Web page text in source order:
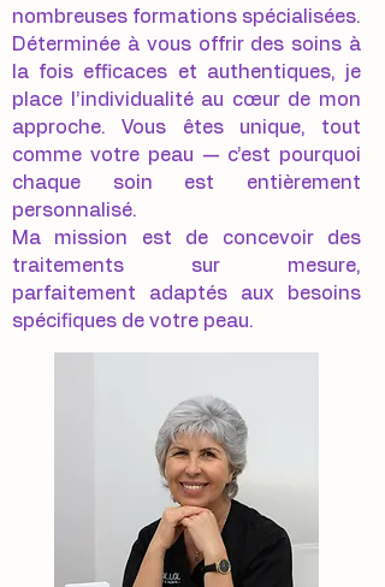
nombreuses formations spécialisées.
Déterminée à vous offrir des soins à
la fois efficaces et authentiques, je
place l’individualité au cœur de mon
approche. Vous êtes unique, tout
comme votre peau — c’est pourquoi
chaque soin est entièrement
personnalisé.
Ma mission est de concevoir des
traitements sur mesure,
parfaitement adaptés aux besoins
spécifiques de votre peau.